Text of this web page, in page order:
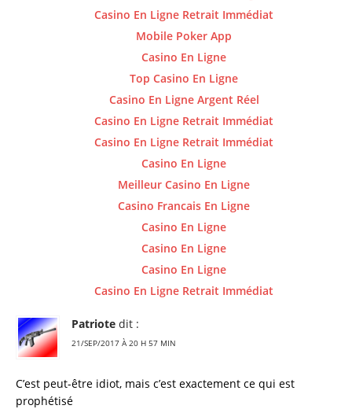
Casino En Ligne Retrait Immédiat
Mobile Poker App
Casino En Ligne
Top Casino En Ligne
Casino En Ligne Argent Réel
Casino En Ligne Retrait Immédiat
Casino En Ligne Retrait Immédiat
Casino En Ligne
Meilleur Casino En Ligne
Casino Francais En Ligne
Casino En Ligne
Casino En Ligne
Casino En Ligne
Casino En Ligne Retrait Immédiat
Patriote dit :
21/SEP/2017 À 20 H 57 MIN
C’est peut-être idiot, mais c’est exactement ce qui est
prophétisé